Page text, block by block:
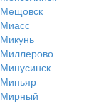
Мещовск
Миасс
Микунь
Миллерово
Минусинск
Миньяр
Мирный